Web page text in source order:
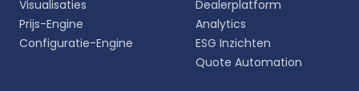
Visualisaties
Prijs-Engine
Configuratie-Engine
Dealerplatform
Analytics
ESG Inzichten
Quote Automation